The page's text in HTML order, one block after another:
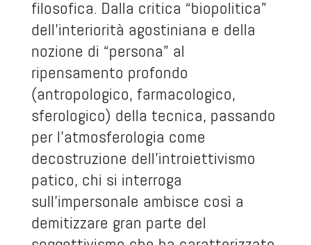
filosofica. Dalla critica “biopolitica”
dell’interiorità agostiniana e della
nozione di “persona” al
ripensamento profondo
(antropologico, farmacologico,
sferologico) della tecnica, passando
per l’atmosferologia come
decostruzione dell’introiettivismo
patico, chi si interroga
sull’impersonale ambisce così a
demitizzare gran parte del